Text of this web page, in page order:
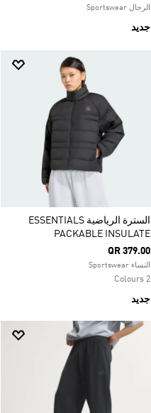
الرجال Sportswear
جديد
السترة الرياضية ESSENTIALS
PACKABLE INSULATE
QR 379.00
النساء Sportswear
2 Colours
جديد